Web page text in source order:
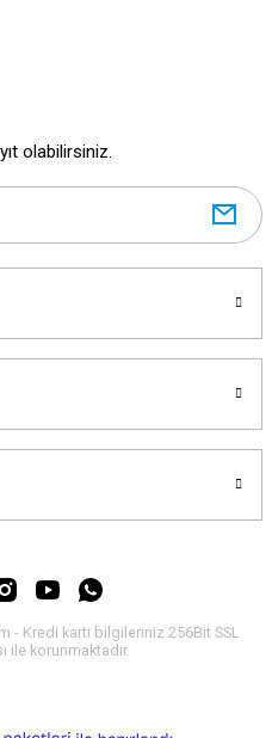
olabilirsiniz.
Kredi kartı bilgileriniz 256Bit SSL
ile korunmaktadır.